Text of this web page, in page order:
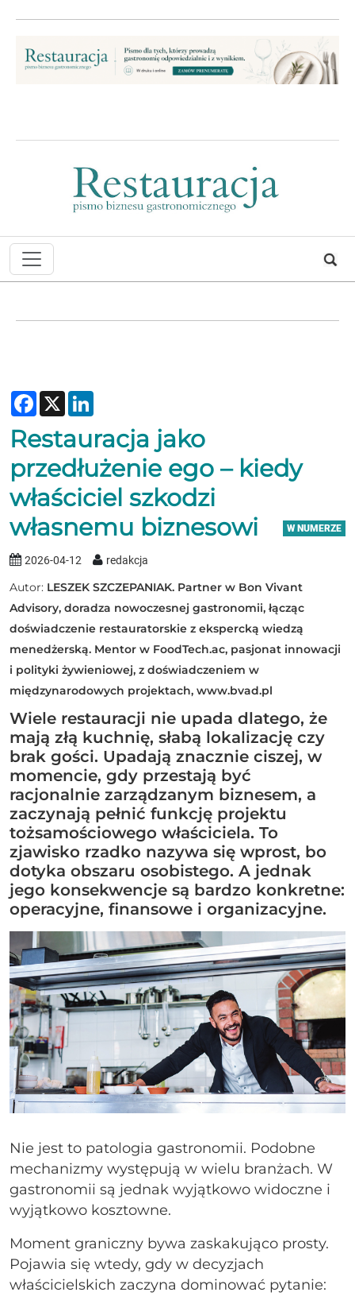
Facebook
X
Restauracja jako
przedłużenie ego – kiedy
właściciel szkodzi
własnemu biznesowi
W NUMERZE
2026-04-12 redakcja
Autor: LESZEK SZCZEPANIAK. Partner w Bon Vivant
Advisory, doradza nowoczesnej gastronomii, łącząc
doświadczenie restauratorskie z ekspercką wiedzą
menedżerską. Mentor w FoodTech.ac, pasjonat innowacji
i polityki żywieniowej, z doświadczeniem w
międzynarodowych projektach, www.bvad.pl
Wiele restauracji nie upada dlatego, że
mają złą kuchnię, słabą lokalizację czy
brak gości. Upadają znacznie ciszej, w
momencie, gdy przestają być
racjonalnie zarządzanym biznesem, a
zaczynają pełnić funkcję projektu
tożsamościowego właściciela. To
zjawisko rzadko nazywa się wprost, bo
dotyka obszaru osobistego. A jednak
jego konsekwencje są bardzo konkretne:
operacyjne, finansowe i organizacyjne.
Nie jest to patologia gastronomii. Podobne
mechanizmy występują w wielu branżach. W
gastronomii są jednak wyjątkowo widoczne i
wyjątkowo kosztowne.
Moment graniczny bywa zaskakująco prosty.
Pojawia się wtedy, gdy w decyzjach
właścicielskich zaczyna dominować pytanie: